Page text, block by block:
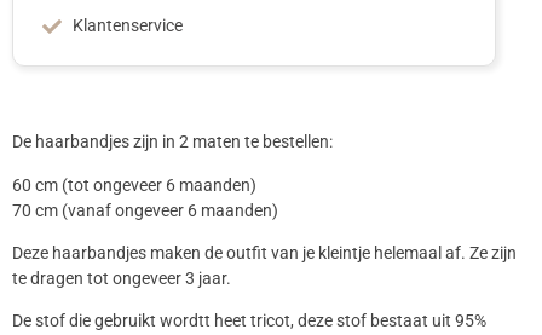
Klantenservice
De haarbandjes zijn in 2 maten te bestellen:
60 cm (tot ongeveer 6 maanden)
70 cm (vanaf ongeveer 6 maanden)
Deze haarbandjes maken de outfit van je kleintje helemaal af. Ze zijn
te dragen tot ongeveer 3 jaar.
De stof die gebruikt wordtt heet tricot, deze stof bestaat uit 95%